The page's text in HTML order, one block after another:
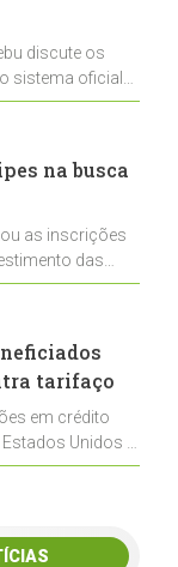
discute os
sistema oficial
na
na busca
as inscrições
das
Crioulos voltados
tarifaço
em crédito
Unidos e